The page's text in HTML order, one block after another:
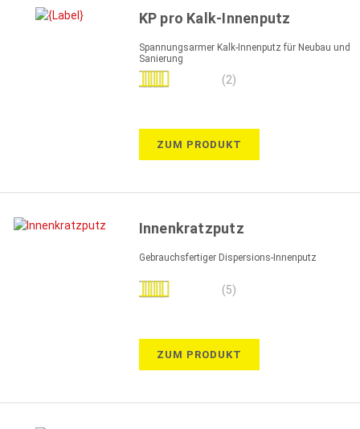
KP pro Kalk-Innenputz
Spannungsarmer Kalk-Innenputz für Neubau und
Sanierung
Bewertung:
(2)
ZUM PRODUKT
Innenkratzputz
Gebrauchsfertiger Dispersions-Innenputz
Bewertung: (5)
ZUM PRODUKT